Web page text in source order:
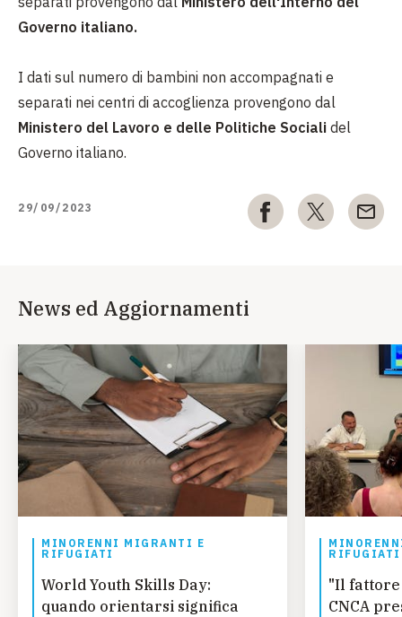
Governo italiano.
I dati sul numero di bambini non accompagnati e
separati nei centri di accoglienza provengono dal
Ministero del Lavoro e delle Politiche Sociali del
Governo italiano.
29/09/2023
News ed Aggiornamenti
MINORENNI MIGRANTI E
RIFUGIATI
World Youth Skills Day:
quando orientarsi significa
RIFUGIATI
"Il fattore
CNCA